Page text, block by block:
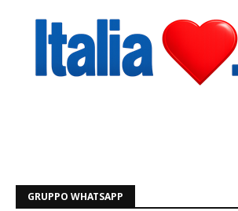
GRUPPO WHATSAPP